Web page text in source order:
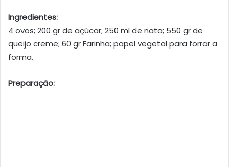
Ingredientes:
4 ovos; 200 gr de açúcar; 250 ml de nata; 550 gr de
queijo creme; 60 gr Farinha; papel vegetal para forrar a
forma.
Preparação: